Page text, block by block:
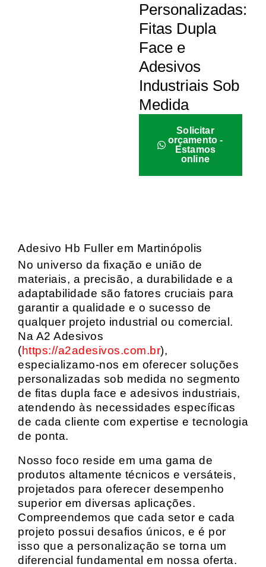
Personalizadas:
Fitas Dupla
Face e
Adesivos
Industriais Sob
Medida
Solicitar
orçamento -
Estamos
online
Adesivo Hb Fuller em Martinópolis
No universo da fixação e união de
materiais, a precisão, a durabilidade e a
adaptabilidade são fatores cruciais para
garantir a qualidade e o sucesso de
qualquer projeto industrial ou comercial.
Na A2 Adesivos
(https://a2adesivos.com.br),
especializamo-nos em oferecer soluções
personalizadas sob medida no segmento
de fitas dupla face e adesivos industriais,
atendendo às necessidades específicas
de cada cliente com expertise e tecnologia
de ponta.
Nosso foco reside em uma gama de
produtos altamente técnicos e versáteis,
projetados para oferecer desempenho
superior em diversas aplicações.
Compreendemos que cada setor e cada
projeto possui desafios únicos, e é por
isso que a personalização se torna um
diferencial fundamental em nossa oferta.